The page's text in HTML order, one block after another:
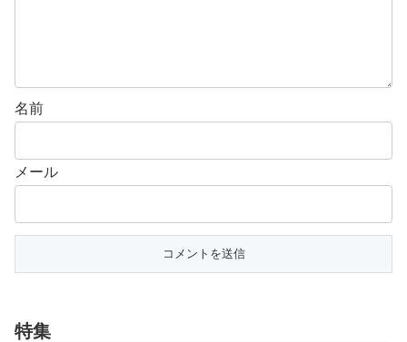
名前
メール
特集